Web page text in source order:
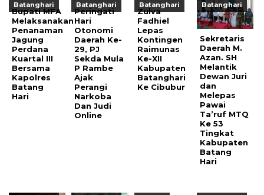
Batanghari
Bupati MFA
Melaksanakan
Penanaman
Jagung
Perdana
Kuartal III
Bersama
Kapolres
Batang
Hari
Batanghari
Peringati
Hari
Otonomi
Daerah Ke-
29, PJ
Sekda Mula
P Rambe
Ajak
Perangi
Narkoba
Dan Judi
Online
Batanghari
Zulva
Fadhiel
Lepas
Kontingen
Raimunas
Ke-XII
Kabupaten
Batanghari
Ke Cibubur
Batanghari
Sekretaris
Daerah M.
Azan. SH
Melantik
Dewan Juri
dan
Melepas
Pawai
Ta’ruf MTQ
Ke 53
Tingkat
Kabupaten
Batang
Hari